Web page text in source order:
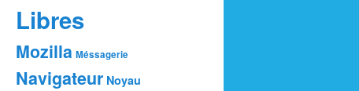
Libres
Mozilla Méssagerie
Navigateur Noyau